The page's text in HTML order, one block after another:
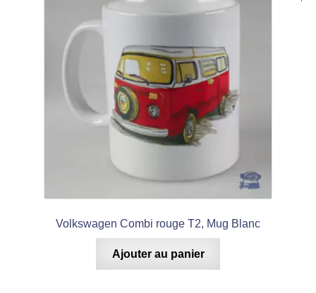
Volkswagen Combi rouge T2, Mug Blanc
Ajouter au panier